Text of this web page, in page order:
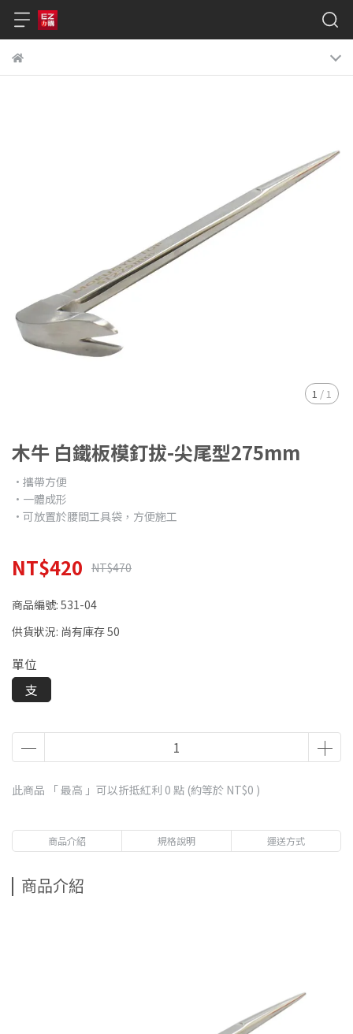
1 / 1
木牛 白鐵板模釘拔-尖尾型275mm
•攜帶方便
•一體成形
•可放置於腰間工具袋，方便施工
NT$420 NT$470
商品編號: 531-04
供貨狀況: 尚有庫存 50
單位
支
此商品 「 最高 」可以折抵紅利 0 點 (約等於 NT$0 )
商品介紹 規格說明 運送方式
商品介紹